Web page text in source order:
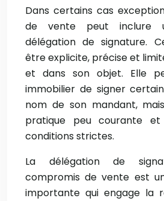
Dans certains cas
de vente peut inclure
délégation de signature.
être explicite, précise et
et dans son objet. Elle
immobilier de signer
nom de son mandant,
pratique peu courante
conditions strictes.
La délégation de
compromis de vente est
importante qui engage la